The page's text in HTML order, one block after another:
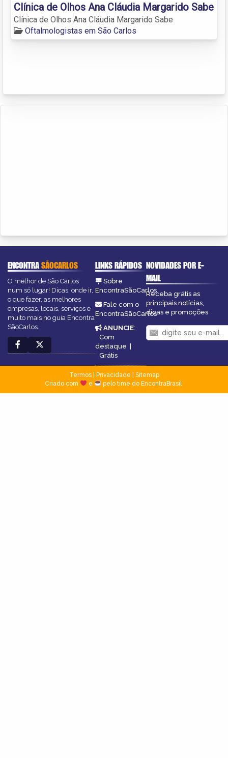
Clínica de Olhos Ana Cláudia Margarido Sabe
Clínica de Olhos Ana Cláudia Margarido Sabe
Oftalmologistas em São Carlos
ENCONTRASÃOCARLOS
O melhor de São Carlos
num só lugar! Dicas, onde ir,
o que fazer, as melhores
empresas, locais, serviços e
muito mais no guia Encontra
SãoCarlos.
LINKS RÁPIDOS
Sobre
EncontraSãoCarlos
Fale com o
EncontraSãoCarlos
ANUNCIE:
Com
destaque |
Grátis
NOVIDADES POR E-
MAIL
Receba grátis as
principais notícias,
dicas e promoções
Termos| Privacidade
Sitemap
Criado com
e pelo time do EncontraBrasil